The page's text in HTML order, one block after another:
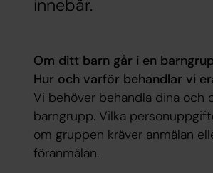
innebär.
Om ditt barn går i en
Hur och varför behandlar vi
Vi behöver behandla dina
barngrupp. Vilka
om gruppen kräver anmälan
föranmälan.